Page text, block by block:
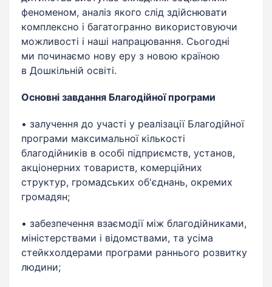
феноменом, аналіз якого слід здійснювати
комплексно і багатогранно використовуючи
можливості і наші напрацювання. Сьогодні
ми починаємо нову еру з новою країною
в Дошкільній освіті.
Основні завдання Благодійної програми
• залучення до участі у реалізації Благодійної
програми максимальної кількості
благодійників в особі підприємств, установ,
акціонерних товариств, комерційних
структур, громадських об'єднань, окремих
громадян;
• забезпечення взаємодії між благодійниками,
міністерствами і відомствами, та усіма
стейкхолдерами програми раннього розвитку
людини;